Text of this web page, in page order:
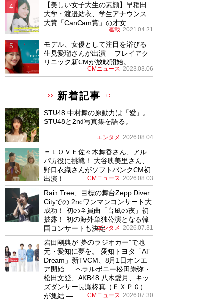
【美しい女子大生の素顔】早稲田
大学・渡邉結衣、学生アナウンス
大賞「CanCam賞」の才女
連載 2021.04.21
モデル、女優として注目を浴びる
生見愛瑠さんが出演！ フレイアク
リニック新CMが放映開始。
CMニュース 2023.03.06
新着記事
STU48 中村舞の原動力は「愛」。
STU48と2nd写真集を語る。
エンタメ 2026.08.04
＝ＬＯＶＥ佐々木舞香さん、アル
パカ役に挑戦！ 大谷映美里さん、
野口衣織さんがソフトバンクCM初
出演！
CMニュース 2026.08.03
Rain Tree、目標の舞台Zepp Diver
Cityでの 2ndワンマンコンサート大
成功！ 初の全員曲「台風の夜」初
披露！ 初の海外単独公演となる韓
国コンサートも決定！
エンタメ 2026.07.31
岩田剛典が”夢のラジオカー”で地
元・愛知に夢を。 愛知トヨタ「AT
Dream」新TVCM、8月1日オンエ
ア開始 ― ヘラルボニー松田崇弥・
松田文登、AKB48 八木愛月、キッ
ズダンサー長瀬柊真（ＥＸＰＧ）
が集結 ―
CMニュース 2026.07.30